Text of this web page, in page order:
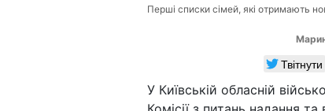
Перші списки сімей, які отримають
Твітнути
У Київській обласній